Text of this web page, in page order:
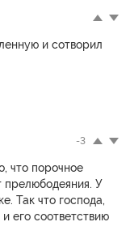
и сотворил
-3
что порочное
прелюбодеяния. У
Так что господа,
его соответствию